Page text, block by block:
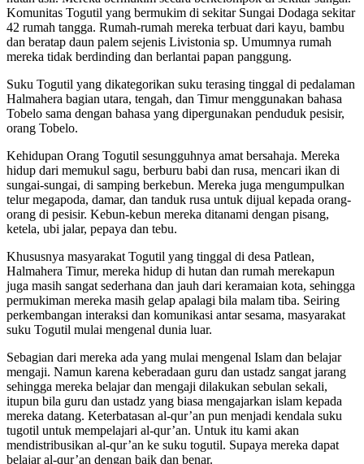
Komunitas Togutil yang bermukim di sekitar Sungai Dodaga sekitar
42 rumah tangga. Rumah-rumah mereka terbuat dari kayu, bambu
dan beratap daun palem sejenis Livistonia sp. Umumnya rumah
mereka tidak berdinding dan berlantai papan panggung.
Suku Togutil yang dikategorikan suku terasing tinggal di pedalaman
Halmahera bagian utara, tengah, dan Timur menggunakan bahasa
Tobelo sama dengan bahasa yang dipergunakan penduduk pesisir,
orang Tobelo.
Kehidupan Orang Togutil sesungguhnya amat bersahaja. Mereka
hidup dari memukul sagu, berburu babi dan rusa, mencari ikan di
sungai-sungai, di samping berkebun. Mereka juga mengumpulkan
telur megapoda, damar, dan tanduk rusa untuk dijual kepada orang-
orang di pesisir. Kebun-kebun mereka ditanami dengan pisang,
ketela, ubi jalar, pepaya dan tebu.
Khususnya masyarakat Togutil yang tinggal di desa Patlean,
Halmahera Timur, mereka hidup di hutan dan rumah merekapun
juga masih sangat sederhana dan jauh dari keramaian kota, sehingga
permukiman mereka masih gelap apalagi bila malam tiba. Seiring
perkembangan interaksi dan komunikasi antar sesama, masyarakat
suku Togutil mulai mengenal dunia luar.
Sebagian dari mereka ada yang mulai mengenal Islam dan belajar
mengaji. Namun karena keberadaan guru dan ustadz sangat jarang
sehingga mereka belajar dan mengaji dilakukan sebulan sekali,
itupun bila guru dan ustadz yang biasa mengajarkan islam kepada
mereka datang. Keterbatasan al-qur’an pun menjadi kendala suku
tugotil untuk mempelajari al-qur’an. Untuk itu kami akan
mendistribusikan al-qur’an ke suku togutil. Supaya mereka dapat
belajar al-qur’an dengan baik dan benar.